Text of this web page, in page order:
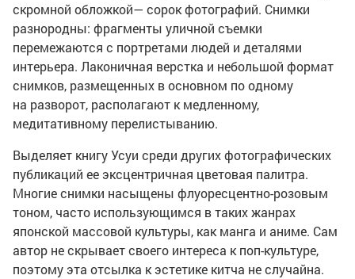
скромной обложкой— сорок фотографий. Снимки
разнородны: фрагменты уличной съемки
перемежаются с портретами людей и деталями
интерьера. Лаконичная верстка и небольшой формат
снимков, размещенных в основном по одному
на разворот, располагают к медленному,
медитативному перелистыванию.
Выделяет книгу Усуи среди других фотографических
публикаций ее эксцентричная цветовая палитра.
Многие снимки насыщены флуоресцентно-розовым
тоном, часто использующимся в таких жанрах
японской массовой культуры, как манга и аниме. Сам
автор не скрывает своего интереса к поп-культуре,
поэтому эта отсылка к эстетике китча не случайна.